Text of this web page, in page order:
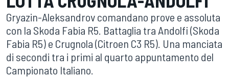
Gryazin-Aleksandrov comandano prove e assoluta
con la Skoda Fabia R5. Battaglia tra Andolfi (Skoda
Fabia R5) e Crugnola (Citroen C3 R5). Una manciata
di secondi tra i primi al quarto appuntamento del
Campionato Italiano.